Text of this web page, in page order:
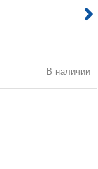
В наличии